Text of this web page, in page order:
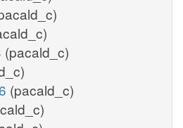
(pacald_c)
(pacald_c)